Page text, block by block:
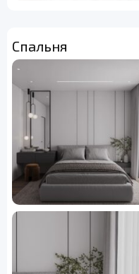
Спальня